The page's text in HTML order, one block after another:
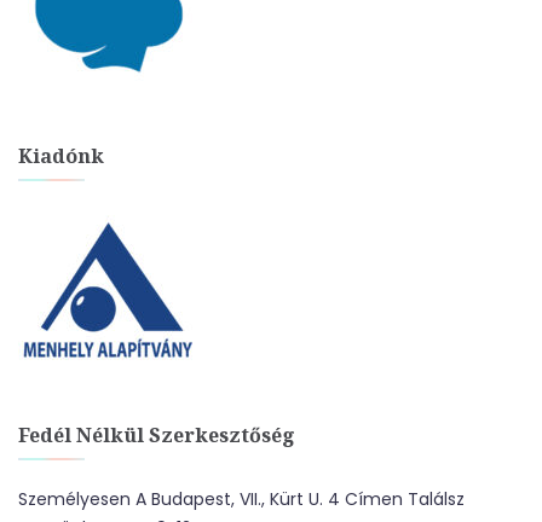
Kiadónk
Fedél Nélkül Szerkesztőség
Személyesen A Budapest, VII., Kürt U. 4 Címen Találsz